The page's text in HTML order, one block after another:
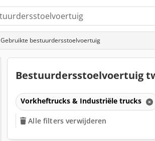
Gebruikte bestuurdersstoelvoertuig
Bestuurdersstoelvoertuig
Vorkheftrucks & Industriële trucks
Alle filters verwijderen